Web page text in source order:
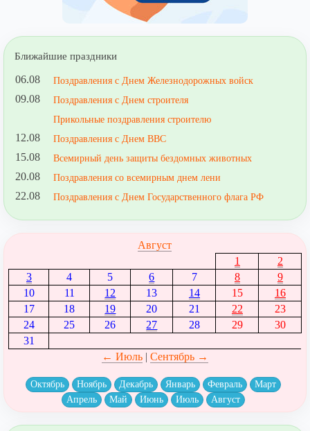
Ближайшие праздники
06.08 Поздравления с Днем Железнодорожных войск
09.08
Поздравления с Днем строителя
Прикольные поздравления строителю
12.08 Поздравления с Днем ВВС
15.08 Всемирный день защиты бездомных животных
20.08 Поздравления со всемирным днем лени
22.08 Поздравления с Днем Государственного флага РФ
Август
1
2
3
4 5 6 7 8
9
10
11 12 13 14 15
16
17
18 19 20 21 22
23
24
25 26 27 28 29
30
31
← Июль| Сентябрь →
Октябрь Ноябрь Декабрь Январь Февраль
Март
Апрель
Май Июнь Июль Август